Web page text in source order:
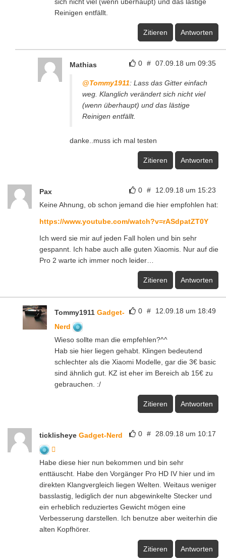
Reinigen entfällt.
Zitieren Antworten
0 # 07.09.18 um 09:35
Mathias
@Tommy1911: Lass das Gitter einfach
weg. Klanglich verändert sich nicht viel
(wenn überhaupt) und das lästige
Reinigen entfällt.
danke..muss ich mal testen
Zitieren Antworten
0 # 12.09.18 um 15:23
Pax
Keine Ahnung, ob schon jemand die hier empfohlen hat:
https://www.youtube.com/watch?v=rASdpatZT0Y
Ich werd sie mir auf jeden Fall holen und bin sehr
gespannt. Ich habe auch alle guten Xiaomis. Nur auf die
Pro 2 warte ich immer noch leider…
Zitieren Antworten
0 # 12.09.18 um 18:49
Tommy1911 Gadget-
Nerd
Wieso sollte man die empfehlen?^^
Hab sie hier liegen gehabt. Klingen bedeutend
schlechter als die Xiaomi Modelle, gar die 3€ basic
sind ähnlich gut. KZ ist eher im Bereich ab 15€ zu
gebrauchen. :/
Zitieren Antworten
0 # 28.09.18 um 10:17
ticklisheye Gadget-Nerd
Habe diese hier nun bekommen und bin sehr
enttäuscht. Habe den Vorgänger Pro HD IV hier und im
direkten Klangvergleich liegen Welten. Weitaus weniger
basslastig, lediglich der nun abgewinkelte Stecker und
ein erheblich reduziertes Gewicht mögen eine
Verbesserung darstellen. Ich benutze aber weiterhin die
alten Kopfhörer.
Zitieren Antworten